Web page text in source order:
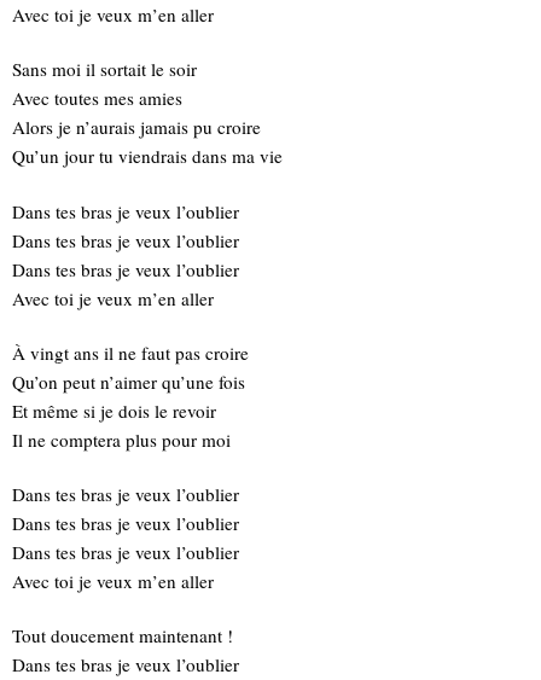
Avec toi je veux m’en aller
Sans moi il sortait le soir
Avec toutes mes amies
Alors je n’aurais jamais pu croire
Qu’un jour tu viendrais dans ma vie
Dans tes bras je veux l’oublier
Dans tes bras je veux l’oublier
Dans tes bras je veux l’oublier
Avec toi je veux m’en aller
À vingt ans il ne faut pas croire
Qu’on peut n’aimer qu’une fois
Et même si je dois le revoir
Il ne comptera plus pour moi
Dans tes bras je veux l’oublier
Dans tes bras je veux l’oublier
Dans tes bras je veux l’oublier
Avec toi je veux m’en aller
Tout doucement maintenant !
Dans tes bras je veux l’oublier